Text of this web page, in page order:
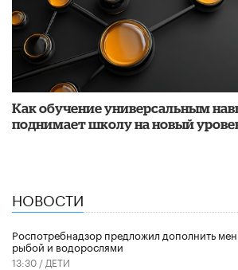
​Как обучение универсальным
поднимает школу на новый
НОВОСТИ
Роспотребнадзор предложил дополнить
рыбой и водорослями
13:30 / ДЕТИ